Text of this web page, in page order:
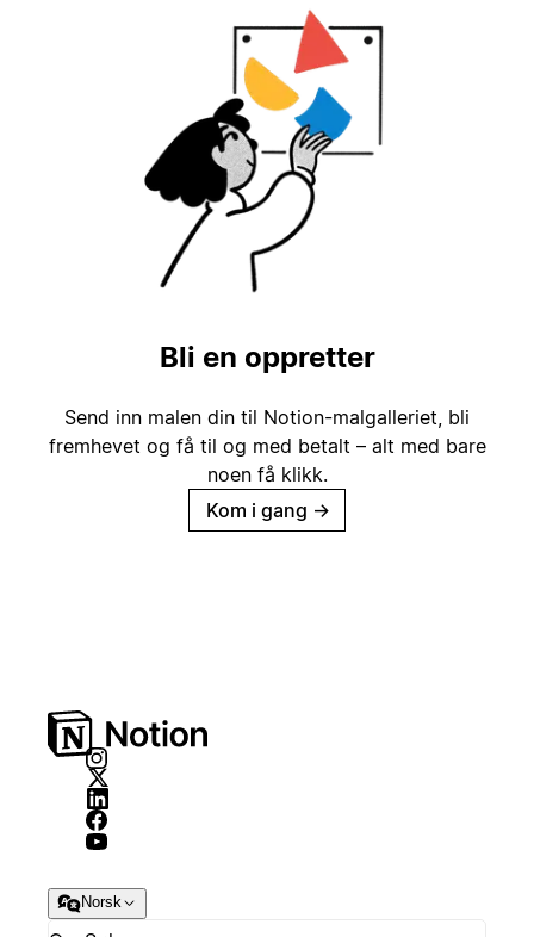
Bli en oppretter
Send inn malen din til Notion-malgalleriet, bli
fremhevet og få til og med betalt – alt med bare
noen få klikk.
Kom i gang →
Norsk